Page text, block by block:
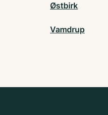
Østbirk
Vamdrup